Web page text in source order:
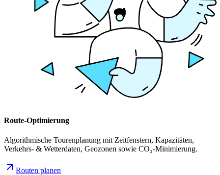
Route-Optimierung
Algorithmische Tourenplanung mit Zeitfenstern, Kapazitäten,
Verkehrs- & Wetterdaten, Geozonen sowie CO₂-Minimierung.
Routen planen